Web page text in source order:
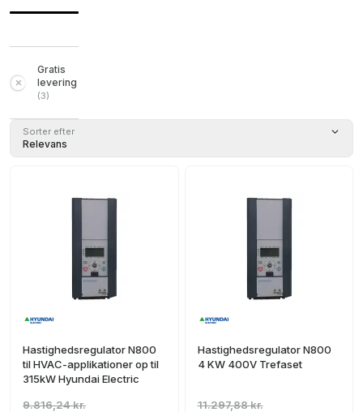
Gratis
levering
(3)
Sorter efter
Relevans
Hastighedsregulator N800
til HVAC-applikationer op til
315kW Hyundai Electric
9.816,24 kr.
Hastighedsregulator N800
4 KW 400V Trefaset
11.297,88 kr.